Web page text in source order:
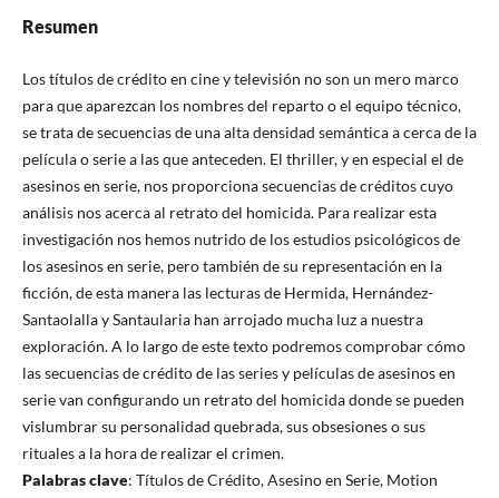
Resumen
Los títulos de crédito en cine y televisión no son un mero marco
para que aparezcan los nombres del reparto o el equipo técnico,
se trata de secuencias de una alta densidad semántica a cerca de la
película o serie a las que anteceden. El thriller, y en especial el de
asesinos en serie, nos proporciona secuencias de créditos cuyo
análisis nos acerca al retrato del homicida. Para realizar esta
investigación nos hemos nutrido de los estudios psicológicos de
los asesinos en serie, pero también de su representación en la
ficción, de esta manera las lecturas de Hermida, Hernández-
Santaolalla y Santaularia han arrojado mucha luz a nuestra
exploración. A lo largo de este texto podremos comprobar cómo
las secuencias de crédito de las series y películas de asesinos en
serie van configurando un retrato del homicida donde se pueden
vislumbrar su personalidad quebrada, sus obsesiones o sus
rituales a la hora de realizar el crimen.
Palabras clave: Títulos de Crédito, Asesino en Serie, Motion